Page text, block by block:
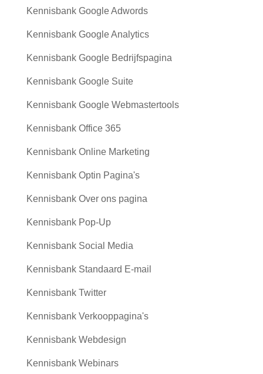
Kennisbank Google Adwords
Kennisbank Google Analytics
Kennisbank Google Bedrijfspagina
Kennisbank Google Suite
Kennisbank Google Webmastertools
Kennisbank Office 365
Kennisbank Online Marketing
Kennisbank Optin Pagina's
Kennisbank Over ons pagina
Kennisbank Pop-Up
Kennisbank Social Media
Kennisbank Standaard E-mail
Kennisbank Twitter
Kennisbank Verkooppagina's
Kennisbank Webdesign
Kennisbank Webinars